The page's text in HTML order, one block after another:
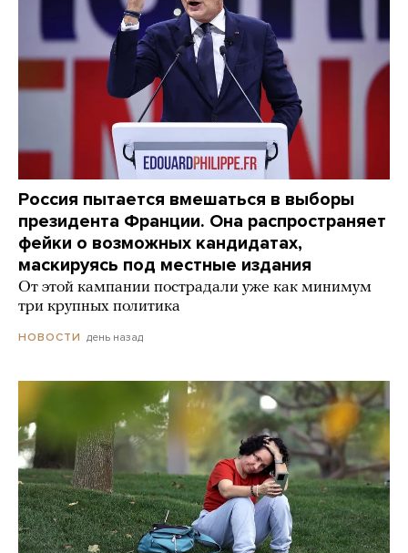
Россия пытается вмешаться в выборы
президента Франции. Она распространяет
фейки о возможных кандидатах,
маскируясь под местные издания
От этой кампании пострадали уже как минимум
три крупных политика
НОВОСТИ день назад